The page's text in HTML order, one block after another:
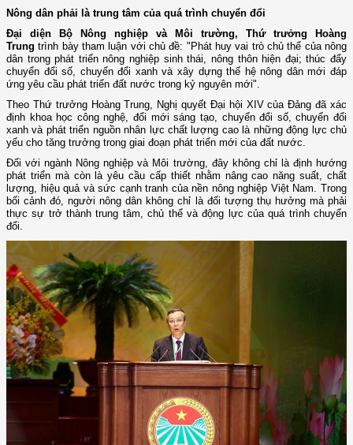
Nông dân phải là trung tâm của quá trình chuyển đổi
Đại diện Bộ Nông nghiệp và Môi trường, Thứ trưởng Hoàng
Trungtrình bày tham luận với chủ đề: "Phát huy vai trò chủ thể của nông
dân trong phát triển nông nghiệp sinh thái, nông thôn hiện đại; thúc đẩy
chuyển đổi số, chuyển đổi xanh và xây dựng thế hệ nông dân mới đáp
ứng yêu cầu phát triển đất nước trong kỷ nguyên mới".
Theo Thứ trưởng Hoàng Trung, Nghị quyết Đại hội XIV của Đảng đã xác
định khoa học công nghệ, đổi mới sáng tạo, chuyển đổi số, chuyển đổi
xanh và phát triển nguồn nhân lực chất lượng cao là những động lực chủ
yếu cho tăng trưởng trong giai đoạn phát triển mới của đất nước.
Đối với ngành Nông nghiệp và Môi trường, đây không chỉ là định hướng
phát triển mà còn là yêu cầu cấp thiết nhằm nâng cao năng suất, chất
lượng, hiệu quả và sức cạnh tranh của nền nông nghiệp Việt Nam. Trong
bối cảnh đó, người nông dân không chỉ là đối tượng thụ hưởng mà phải
thực sự trở thành trung tâm, chủ thể và động lực của quá trình chuyển
đổi.